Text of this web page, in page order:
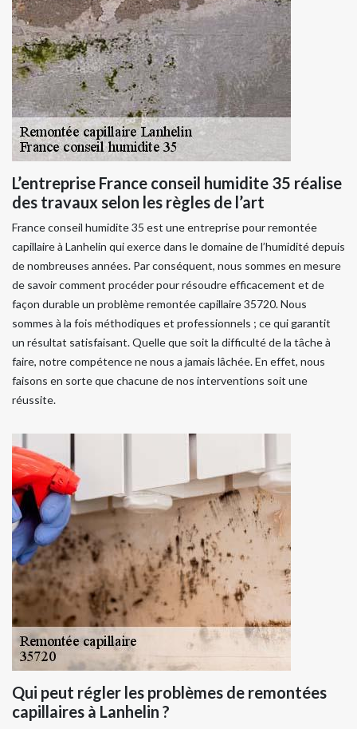
L’entreprise France conseil humidite 35 réalise
des travaux selon les règles de l’art
France conseil humidite 35 est une entreprise pour remontée
capillaire à Lanhelin qui exerce dans le domaine de l’humidité depuis
de nombreuses années. Par conséquent, nous sommes en mesure
de savoir comment procéder pour résoudre efficacement et de
façon durable un problème remontée capillaire 35720. Nous
sommes à la fois méthodiques et professionnels ; ce qui garantit
un résultat satisfaisant. Quelle que soit la difficulté de la tâche à
faire, notre compétence ne nous a jamais lâchée. En effet, nous
faisons en sorte que chacune de nos interventions soit une
réussite.
Qui peut régler les problèmes de remontées
capillaires à Lanhelin ?